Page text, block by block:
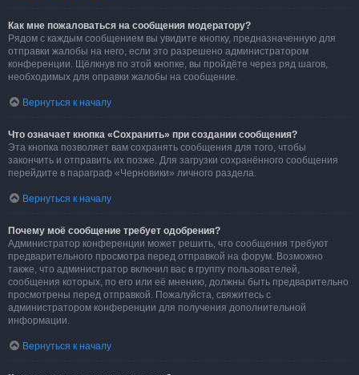
Как мне пожаловаться на сообщения модератору?
Рядом с каждым сообщением вы увидите кнопку, предназначенную для
отправки жалобы на него, если это разрешено администратором
конференции. Щёлкнув по этой кнопке, вы пройдёте через ряд шагов,
необходимых для оправки жалобы на сообщение.
Вернуться к началу
Что означает кнопка «Сохранить» при создании сообщения?
Эта кнопка позволяет вам сохранять сообщения для того, чтобы
закончить и отправить их позже. Для загрузки сохранённого сообщения
перейдите в параграф «Черновики» личного раздела.
Вернуться к началу
Почему моё сообщение требует одобрения?
Администратор конференции может решить, что сообщения требуют
предварительного просмотра перед отправкой на форум. Возможно
также, что администратор включил вас в группу пользователей,
сообщения которых, по его или её мнению, должны быть предварительно
просмотрены перед отправкой. Пожалуйста, свяжитесь с
администратором конференции для получения дополнительной
информации.
Вернуться к началу